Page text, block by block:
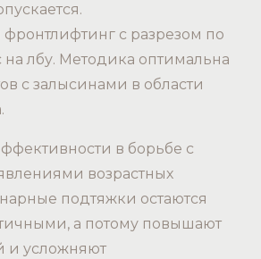
с разрезом по
лбу. Методика оптимальна
с залысинами в области
в борьбе с
возрастных
подтяжки остаются
а потому повышают
и усложняют